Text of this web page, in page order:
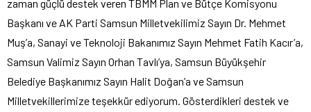
zaman güçlü destek veren TBMM Plan ve Bütçe Komisyonu
Başkanı ve AK Parti Samsun Milletvekilimiz Sayın Dr. Mehmet
Muş’a, Sanayi ve Teknoloji Bakanımız Sayın Mehmet Fatih Kacır’a,
Samsun Valimiz Sayın Orhan Tavlı’ya, Samsun Büyükşehir
Belediye Başkanımız Sayın Halit Doğan’a ve Samsun
Milletvekillerimize teşekkür ediyorum. Gösterdikleri destek ve